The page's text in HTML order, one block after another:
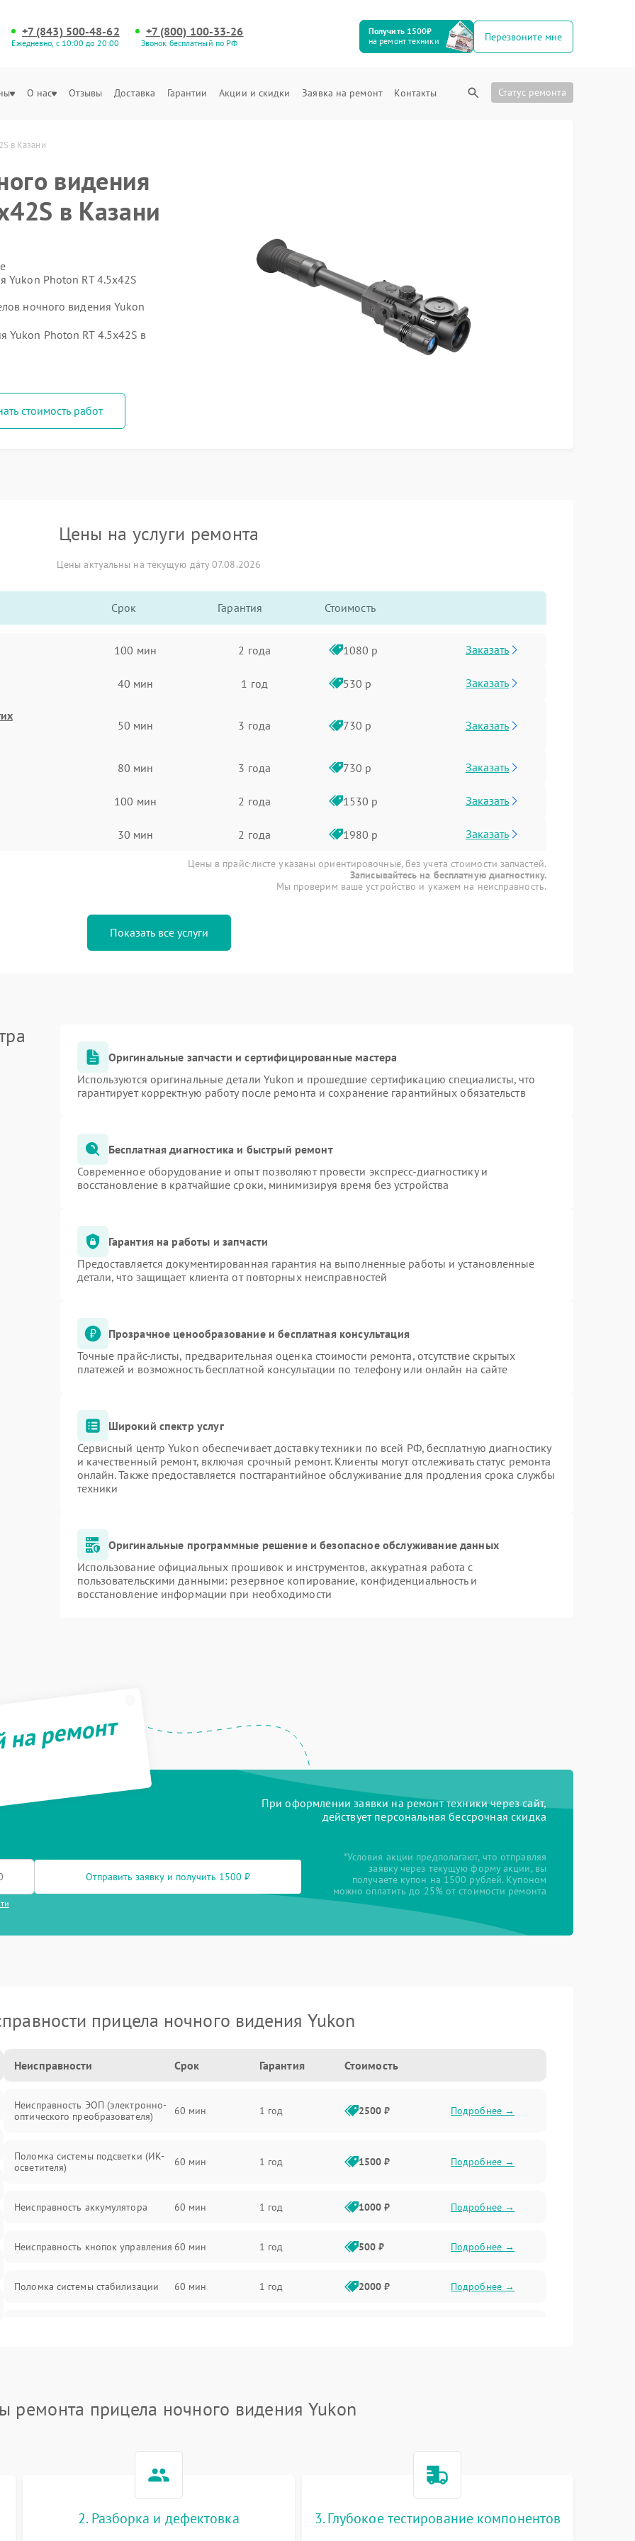
+7 (843) 500-48-62
Ежедневно, с 10:00 до 20:00
+7 (800) 100-33-26
Звонок бесплатный по РФ
Получить 1500₽
на ремонт техники
Перезвоните мне
О нас Отзывы Доставка Гарантии Акции и скидки Заявка на ремонт Контакты Статус ремонта
в Казани
видения
в Казани
Yukon Photon RT 4.5х42S
ночного видения Yukon
Yukon Photon RT 4.5х42S в
стоимость работ
Цены на услуги ремонта
Цены актуальны на текущую дату 07.08.2026
Срок Гарантия Стоимость
100 мин 2 года 1080 р Заказать
40 мин 1 год 530 р Заказать
50 мин 3 года 730 р Заказать
80 мин 3 года 730 р Заказать
100 мин 2 года 1530 р Заказать
30 мин 2 года 1980 р Заказать
Цены в прайс-листе указаны ориентировочные, без учета стоимости запчастей.
Записывайтесь на бесплатную диагностику.
Мы проверим ваше устройство и укажем на неисправность.
Показать все услуги
Оригинальные запчасти и сертифицированные мастера
Используются оригинальные детали Yukon и прошедшие сертификацию специалисты, что
гарантирует корректную работу после ремонта и сохранение гарантийных обязательств
Бесплатная диагностика и быстрый ремонт
Современное оборудование и опыт позволяют провести экспресс-диагностику и
восстановление в кратчайшие сроки, минимизируя время без устройства
Гарантия на работы и запчасти
Предоставляется документированная гарантия на выполненные работы и установленные
детали, что защищает клиента от повторных неисправностей
Прозрачное ценообразование и бесплатная консультация
Точные прайс-листы, предварительная оценка стоимости ремонта, отсутствие скрытых
платежей и возможность бесплатной консультации по телефону или онлайн на сайте
Широкий спектр услуг
Сервисный центр Yukon обеспечивает доставку техники по всей РФ, бесплатную диагностику
и качественный ремонт, включая срочный ремонт. Клиенты могут отслеживать статус ремонта
онлайн. Также предоставляется постгарантийное обслуживание для продления срока службы
техники
Оригинальные программные решение и безопасное обслуживание данных
Использование официальных прошивок и инструментов, аккуратная работа с
пользовательскими данными: резервное копирование, конфиденциальность и
восстановление информации при необходимости
ремонт
При оформлении заявки на ремонт техники через сайт,
действует персональная бессрочная скидка
Отправить заявку и получить 1500 ₽
*Условия акции предполагают, что отправляя
заявку через текущую форму акции, вы
получаете купон на 1500 рублей. Купоном
можно оплатить до 25% от стоимости ремонта
прицела ночного видения Yukon
Неисправности Срок Гарантия Стоимость
Неисправность ЭОП (электронно-
оптического преобразователя)
60 мин 1 год 2500 ₽ Подробнее →
Поломка системы подсветки (ИК-
осветителя)
60 мин 1 год 1500 ₽ Подробнее →
Неисправность аккумулятора 60 мин 1 год 1000 ₽ Подробнее →
Неисправность кнопок управления 60 мин 1 год 500 ₽ Подробнее →
Поломка системы стабилизации 60 мин 1 год 2000 ₽ Подробнее →
Повреждение системы защиты от
Неисправность системы защиты от
ремонта прицела ночного видения Yukon
2. Разборка и дефектовка 3. Глубокое тестирование компонентов